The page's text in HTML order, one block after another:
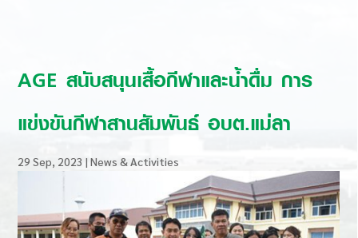
AGE สนับสนุนเสื้อกีฬาและน้ำดื่ม การ
แข่งขันกีฬาสานสัมพันธ์ อบต.แม่ลา
29 Sep, 2023 |News & Activities